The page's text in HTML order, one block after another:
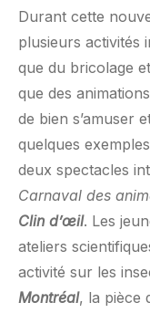
Durant cette
plusieurs activités
que du bricolage
que des
de bien s’amuser
quelques
deux spectacles
Carnaval des
Clin d’œil. Les
ateliers
activité sur les
Montréal, la pièce